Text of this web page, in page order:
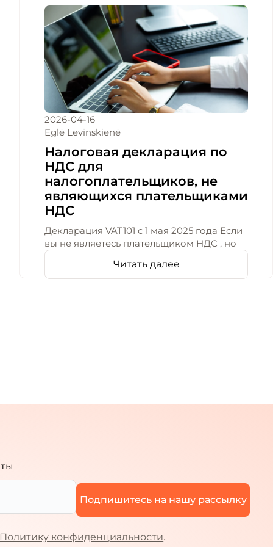
2026-04-16
Eglė Levinskienė
Налоговая декларация по
НДС для
налогоплательщиков, не
являющихся плательщиками
НДС
Декларация VAT101 с 1 мая 2025 года Если
вы не являетесь плательщиком НДС , но
Читать далее
Политику конфиденциальности.